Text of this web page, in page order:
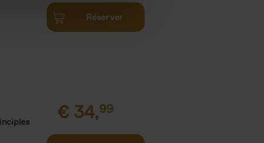
Réserver
€ 34,99